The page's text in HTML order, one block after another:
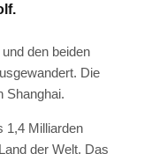
den beiden
Die
Shanghai.
1,4 Milliarden
der Welt. Das